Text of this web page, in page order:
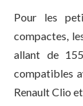
Pour les
compactes,
allant de
compatibles
Renault Clio